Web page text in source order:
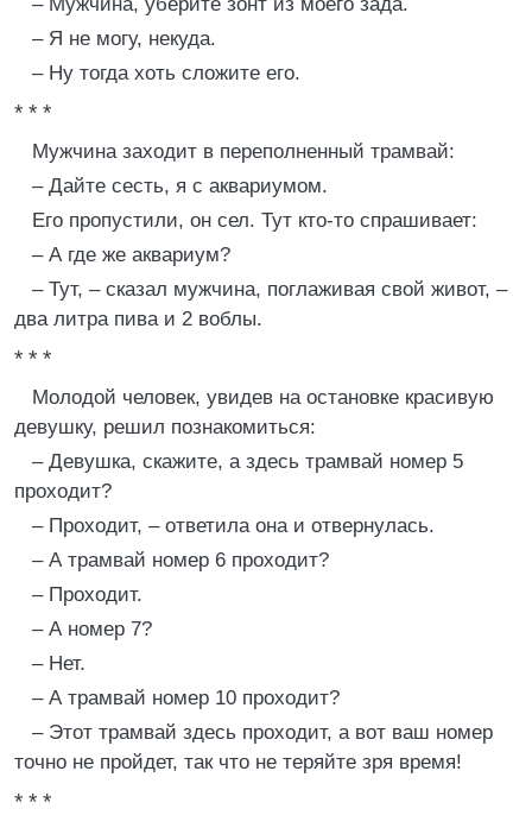
– Я не могу, некуда.
– Ну тогда хоть сложите его.
* * *
Мужчина заходит в переполненный трамвай:
– Дайте сесть, я с аквариумом.
Его пропустили, он сел. Тут кто-то спрашивает:
– А где же аквариум?
– Тут, – сказал мужчина, поглаживая свой живот, –
два литра пива и 2 воблы.
* * *
Молодой человек, увидев на остановке красивую
девушку, решил познакомиться:
– Девушка, скажите, а здесь трамвай номер 5
проходит?
– Проходит, – ответила она и отвернулась.
– А трамвай номер 6 проходит?
– Проходит.
– А номер 7?
– Нет.
– А трамвай номер 10 проходит?
– Этот трамвай здесь проходит, а вот ваш номер
точно не пройдет, так что не теряйте зря время!
* * *